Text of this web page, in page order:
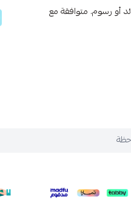
6 دفعات، بدون فوائد أو رسوم. متوافقة مع